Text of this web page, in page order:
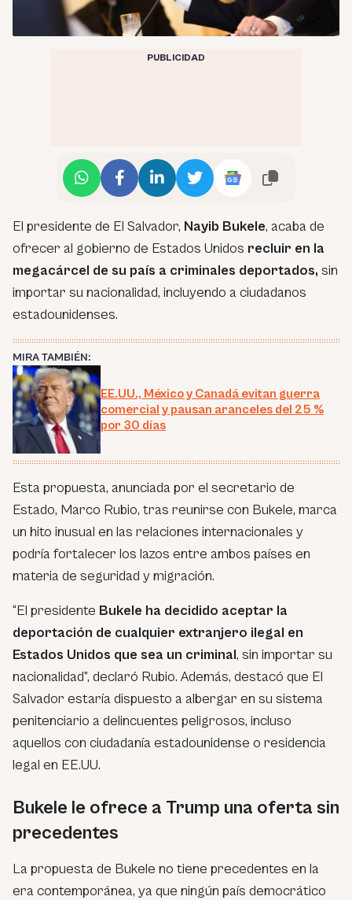
PUBLICIDAD
El presidente de El Salvador, Nayib Bukele, acaba de
ofrecer al gobierno de Estados Unidos recluir en la
megacárcel de su país a criminales deportados, sin
importar su nacionalidad, incluyendo a ciudadanos
estadounidenses.
MIRA TAMBIÉN:
EE.UU., México y Canadá evitan guerra
comercial y pausan aranceles del 25 %
por 30 días
Esta propuesta, anunciada por el secretario de
Estado, Marco Rubio, tras reunirse con Bukele, marca
un hito inusual en las relaciones internacionales y
podría fortalecer los lazos entre ambos países en
materia de seguridad y migración.
“El presidente Bukele ha decidido aceptar la
deportación de cualquier extranjero ilegal en
Estados Unidos que sea un criminal, sin importar su
nacionalidad”, declaró Rubio. Además, destacó que El
Salvador estaría dispuesto a albergar en su sistema
penitenciario a delincuentes peligrosos, incluso
aquellos con ciudadanía estadounidense o residencia
legal en EE.UU.
Bukele le ofrece a Trump una oferta sin
precedentes
La propuesta de Bukele no tiene precedentes en la
era contemporánea, ya que ningún país democrático